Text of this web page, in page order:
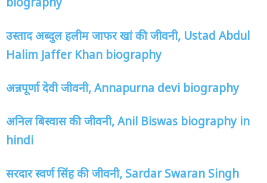
biography
उस्ताद अब्दुल हलीम जाफर खां की जीवनी, Ustad Abdul
Halim Jaffer Khan biography
अन्नपूर्णा देवी जीवनी, Annapurna devi biography
अनिल बिस्वास की जीवनी, Anil Biswas biography in
hindi
सरदार स्वर्ण सिंह की जीवनी, Sardar Swaran Singh